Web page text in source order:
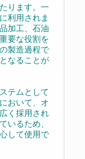
ります。一
利用されま
加工、石油
要な役割を
製造過程で
なることが
テムとして
おいて、オ
く採用され
いるため、
して使用で